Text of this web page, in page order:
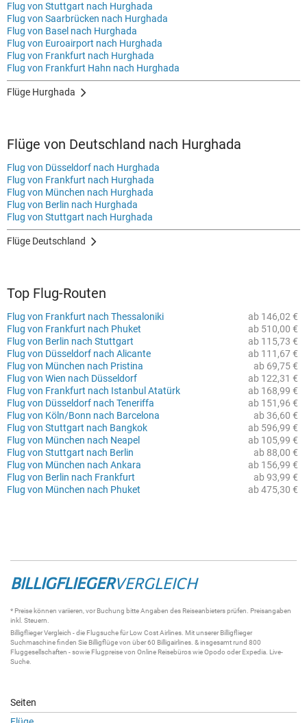
Flug von Stuttgart nach Hurghada
Flug von Saarbrücken nach Hurghada
Flug von Basel nach Hurghada
Flug von Euroairport nach Hurghada
Flug von Frankfurt nach Hurghada
Flug von Frankfurt Hahn nach Hurghada
Flüge Hurghada
Flüge von Deutschland nach Hurghada
Flug von Düsseldorf nach Hurghada
Flug von Frankfurt nach Hurghada
Flug von München nach Hurghada
Flug von Berlin nach Hurghada
Flug von Stuttgart nach Hurghada
Flüge Deutschland
Top Flug-Routen
ab 146,02 €
Flug von Frankfurt nach Thessaloniki
ab 510,00 €
Flug von Frankfurt nach Phuket
ab 115,73 €
Flug von Berlin nach Stuttgart
ab 111,67 €
Flug von Düsseldorf nach Alicante
ab 69,75 €
Flug von München nach Pristina
ab 122,31 €
Flug von Wien nach Düsseldorf
ab 168,99 €
Flug von Frankfurt nach Istanbul Atatürk
ab 151,96 €
Flug von Düsseldorf nach Teneriffa
ab 36,60 €
Flug von Köln/Bonn nach Barcelona
ab 596,99 €
Flug von Stuttgart nach Bangkok
ab 105,99 €
Flug von München nach Neapel
ab 88,00 €
Flug von Stuttgart nach Berlin
ab 156,99 €
Flug von München nach Ankara
ab 93,99 €
Flug von Berlin nach Frankfurt
ab 475,30 €
Flug von München nach Phuket
BILLIGFLIEGERVERGLEICH
* Preise können variieren, vor Buchung bitte Angaben des Reiseanbieters prüfen. Preisangaben
inkl. Steuern.
BilligfliegerVergleich - die Flugsuchefür Low Cost Airlines. Mit unsererBilligflieger
Suchmaschinefinden Sie Billigflügevon über 60 Billigairlines . & insgesamt rund 800
Fluggesellschaften - sowie Flugpreise von Online Reisebüros wie Opodo oder Expedia. Live-
Suche
Seiten